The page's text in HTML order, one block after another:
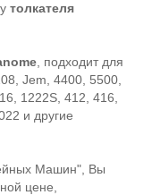
толкателя
, подходит для
Jem, 4400, 5500,
1222S, 412, 416,
и другие
Машин", Вы
цене,